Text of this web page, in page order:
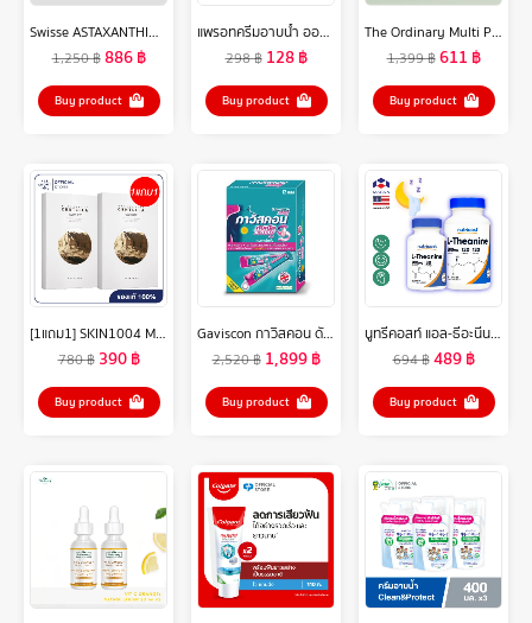
Swisse ASTAXANTHIN + GLUTA สวิสเซ แอสต้าแซนธิน + กลูต้า, 30 เม็ด
1,250฿886฿
Buy product
แพรอทครีมอาบน้ำ ออยล์อินบาธ ไฮโดร เฟรช 400มล. สีฟ้า [Bundle 2]Parrot Oil In Bath Hydro Fresh 400ML สบู่เหลว Liquid soap
298฿ 128฿
Buy product
The Ordinary Multi Peptide Serum Hair Density 60ml
1,399฿611 ฿
Buy product
[1แถม1] SKIN1004 Madagascar Centella Watergel Sheet Ampoule Mask กล่องละ 5 แผ่น มาร์กชีทบำรุงผิว สกินวันโอโอโฟว์ จากเกาะมาดากัสการ์
780฿ 390฿
Buy product
Gaviscon กาวิสคอน ดับเบิ้ล แอคชั่น มิ้นต์ ยาลดกรด กรดไหลย้อน รักษาหลากหลายอาการจากกรดไหลย้อน 12 ซอง 10มล. X 6 กล่อง
2,520฿ 1,899฿
Buy product
นูทรีคอสท์ แอล-ธีอะนีน 200 mg แคปซูล Nutricost L-Theanine /กินร่วมกับ ถั่งเช่า น้ำมันปลา โอเมก้า 3 กระเทียมสกัด กาบา กิงโกะ กรีนที แอล-กลูตามีน วิตามินบี วิตามินซี กรดอะมิโน
694฿489฿
Buy product